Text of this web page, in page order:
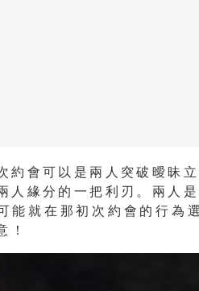
約會可以是兩人突破曖昧
人緣分的一把利刃。兩人
能就在那初次約會的行為
！